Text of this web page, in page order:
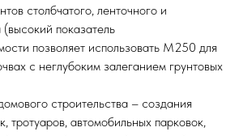
столбчатого, ленточного и
показатель
позволяет использовать М250 для
с неглубоким залеганием грунтовых
строительства – создания
тротуаров, автомобильных парковок,